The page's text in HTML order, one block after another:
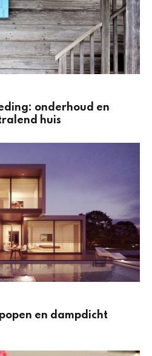
onderhoud en
huis
en dampdicht